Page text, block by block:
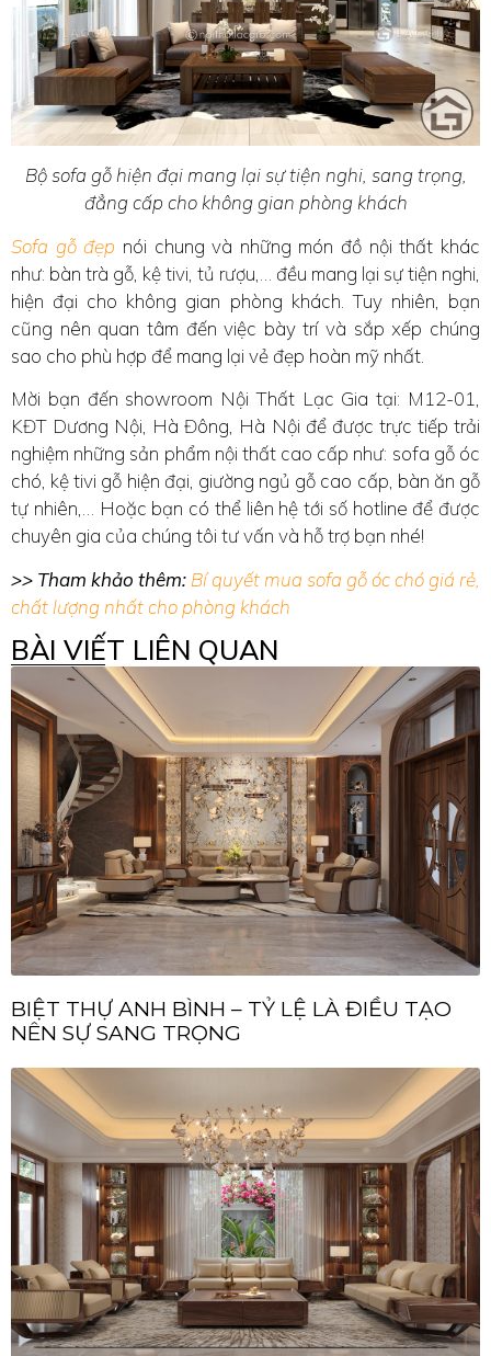
Bộ sofa gỗ hiện đại mang lại sự tiện nghi, sang trọng,
đẳng cấp cho không gian phòng khách
Sofa gỗ đẹp nói chung và những món đồ nội thất khác
như: bàn trà gỗ, kệ tivi, tủ rượu,… đều mang lại sự tiện nghi,
hiện đại cho không gian phòng khách. Tuy nhiên, bạn
cũng nên quan tâm đến việc bày trí và sắp xếp chúng
sao cho phù hợp để mang lại vẻ đẹp hoàn mỹ nhất.
Mời bạn đến showroom Nội Thất Lạc Gia tại: M12-01,
KĐT Dương Nội, Hà Đông, Hà Nội để được trực tiếp trải
nghiệm những sản phẩm nội thất cao cấp như: sofa gỗ óc
chó, kệ tivi gỗ hiện đại, giường ngủ gỗ cao cấp, bàn ăn gỗ
tự nhiên,… Hoặc bạn có thể liên hệ tới số hotline để được
chuyên gia của chúng tôi tư vấn và hỗ trợ bạn nhé!
>> Tham khảo thêm: Bí quyết mua sofa gỗ óc chó giá rẻ,
chất lượng nhất cho phòng khách
BÀI VIẾT LIÊN QUAN
BIỆT THỰ ANH BÌNH – TỶ LỆ LÀ ĐIỀU TẠO
NÊN SỰ SANG TRỌNG